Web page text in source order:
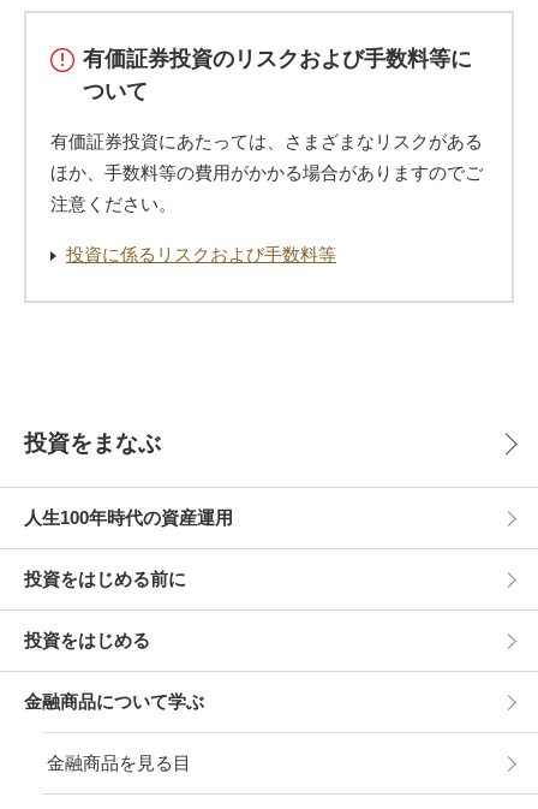
有価証券投資のリスクおよび手数料等に
ついて
有価証券投資にあたっては、さまざまなリスクがある
ほか、手数料等の費用がかかる場合がありますのでご
注意ください。
投資に係るリスクおよび手数料等
投資をまなぶ
人生100年時代の資産運用
投資をはじめる前に
投資をはじめる
金融商品について学ぶ
金融商品を見る目